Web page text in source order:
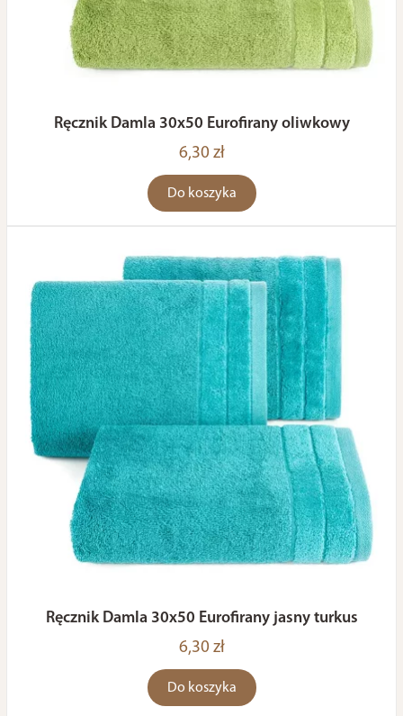
Ręcznik Damla 30x50 Eurofirany oliwkowy
6,30 zł
Do koszyka
Ręcznik Damla 30x50 Eurofirany jasny turkus
6,30 zł
Do koszyka